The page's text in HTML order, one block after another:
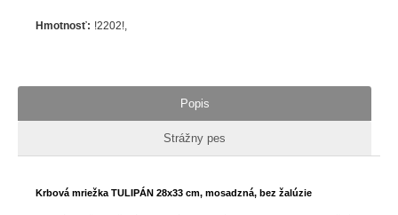
Hmotnosť: !2202!
Popis
Strážny pes
Krbová mriežka TULIPÁN 28x33 cm, mosadzná, bez žalúzie